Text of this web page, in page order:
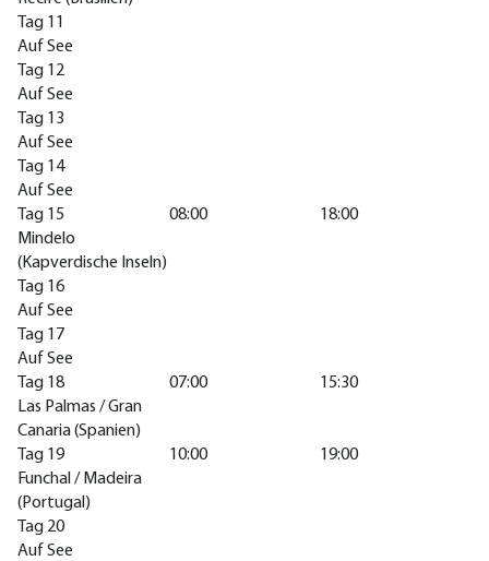
Tag 11
Auf See
Tag 12
Auf See
Tag 13
Auf See
Tag 14
Auf See
Tag 15
Mindelo
(Kapverdische Inseln)
08:00 18:00
Tag 16
Auf See
Tag 17
Auf See
Tag 18
Las Palmas / Gran
Canaria (Spanien)
07:00 15:30
Tag 19
Funchal / Madeira
(Portugal)
10:00 19:00
Tag 20
Auf See